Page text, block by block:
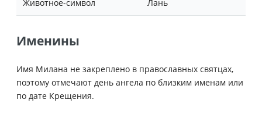
Животное-символ Лань
Именины
Имя Милана не закреплено в православных святцах,
поэтому отмечают день ангела по близким именам или
по дате Крещения.